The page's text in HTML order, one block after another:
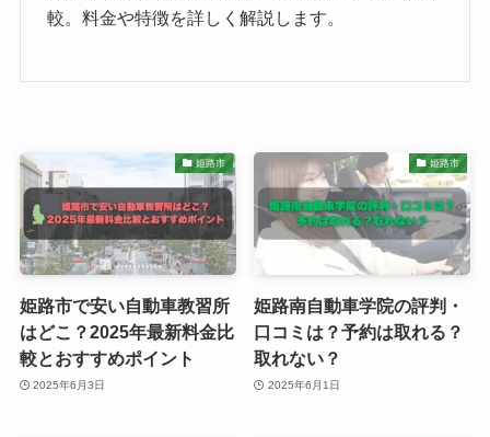
較。料金や特徴を詳しく解説します。
姫路市
姫路市で安い自動車教習所
はどこ？2025年最新料金比
較とおすすめポイント
2025年6月3日
姫路市
姫路南自動車学院の評判・
口コミは？予約は取れる？
取れない？
2025年6月1日